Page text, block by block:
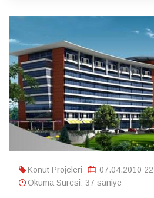
Konut Projeleri
07.04.2010
Okuma Süresi: 37 saniye